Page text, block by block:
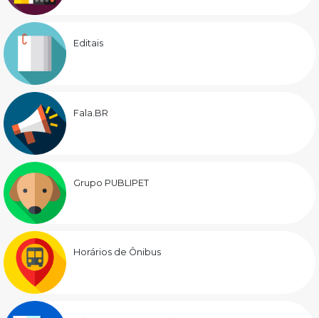
Editais
Fala.BR
Grupo PUBLIPET
Horários de Ônibus